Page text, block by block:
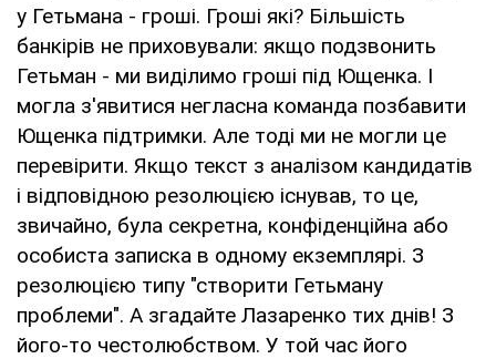
у Гетьмана - гроші. Гроші які? Більшість
банкірів не приховували: якщо подзвонить
Гетьман - ми виділимо гроші під Ющенка. І
могла з'явитися негласна команда позбавити
Ющенка підтримки. Але тоді ми не могли це
перевірити. Якщо текст з аналізом кандидатів
і відповідною резолюцією існував, то це,
звичайно, була секретна, конфіденційна або
особиста записка в одному екземплярі. З
резолюцією типу "створити Гетьману
проблеми". А згадайте Лазаренко тих днів! З
його-то честолюбством. У той час його